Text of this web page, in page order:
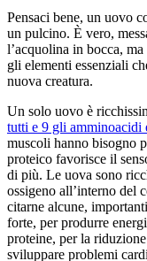
Pensaci bene, un uovo
un pulcino. È vero,
l’acquolina in bocca,
gli elementi essenziali
nuova creatura.
Un solo uovo è
tutti e 9 gli amminoacidi
muscoli hanno bisogno
proteico favorisce il
di più. Le uova sono
ossigeno all’interno del
citarne alcune,
forte, per produrre
proteine, per la
sviluppare problemi